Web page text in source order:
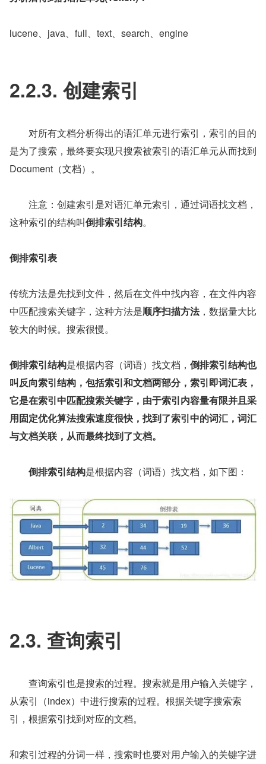
lucene、java、full、text、search、engine
2.2.3. 创建索引
对所有文档分析得出的语汇单元进行索引，索引的目的
是为了搜索，最终要实现只搜索被索引的语汇单元从而找到
Document（文档）。
注意：创建索引是对语汇单元索引，通过词语找文档，
这种索引的结构叫倒排索引结构。
倒排索引表
传统方法是先找到文件，然后在文件中找内容，在文件内容
中匹配搜索关键字，这种方法是顺序扫描方法，数据量大比
较大的时候。搜索很慢。
倒排索引结构是根据内容（词语）找文档， 倒排索引结构也
叫反向索引结构，包括索引和文档两部分，索引即词汇表，
它是在索引中匹配搜索关键字，由于索引内容量有限并且采
用固定优化算法搜索速度很快，找到了索引中的词汇，词汇
与文档关联，从而最终找到了文档。
倒排索引结构是根据内容（词语）找文档，如下图：
2.3. 查询索引
查询索引也是搜索的过程。搜索就是用户输入关键字，
从索引（index）中进行搜索的过程。根据关键字搜索索
引，根据索引找到对应的文档。
和索引过程的分词一样，搜索时也要对用户输入的关键字进